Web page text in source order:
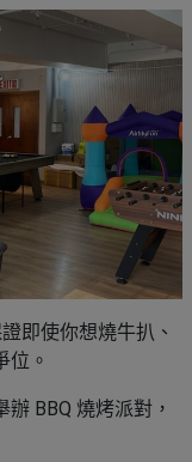
即使你想燒牛扒、
位。
BBQ 燒烤派對，